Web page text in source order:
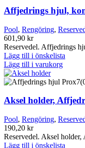
Affjedrings hjul,
Pool, Rengöring,
601,90 kr
Reservedel. Affjedrings
Lägg till i önskelista
Lägg till i varukorg
Aksel holder,
Pool, Rengöring,
190,20 kr
Reservedel. Aksel
Lägg till i önskelista